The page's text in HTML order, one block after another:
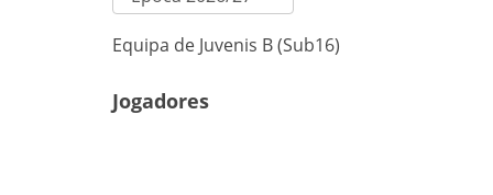
Equipa de Juvenis B (Sub16)
Jogadores